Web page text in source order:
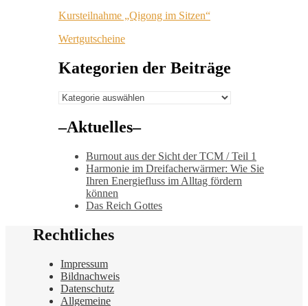
Kursteilnahme „Qigong im Sitzen“
Wertgutscheine
Kategorien der Beiträge
Kategorien
Beiträge
–Aktuelles–
Burnout aus der Sicht der TCM / Teil 1
Harmonie im Dreifacherwärmer: Wie Sie
Ihren Energiefluss im Alltag fördern
können
Das Reich Gottes
Rechtliches
Impressum
Bildnachweis
Datenschutz
Allgemeine